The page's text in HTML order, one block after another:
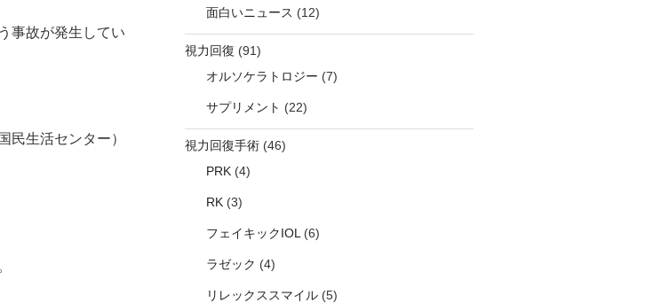
事故が発生してい
国民生活センター）
面白いニュース (12)
視力回復 (91)
オルソケラトロジー (7)
サプリメント (22)
視力回復手術(46)
PRK(4)
RK(3)
フェイキックIOL (6)
ラゼック (4)
リレックススマイル(5)